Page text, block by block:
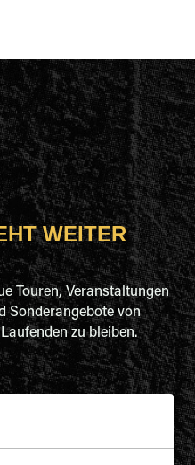
WEITER
Touren, Veranstaltungen
Sonderangebote von
zu bleiben.